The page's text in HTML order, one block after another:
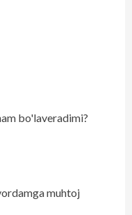
bo'laveradimi?
muhtoj